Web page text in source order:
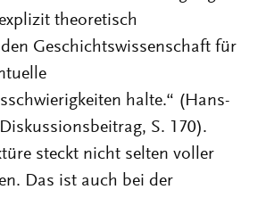
theoretisch
Geschichtswissenschaft für
halte.“ (Hans-
S. 170).
steckt nicht selten voller
Das ist auch bei der